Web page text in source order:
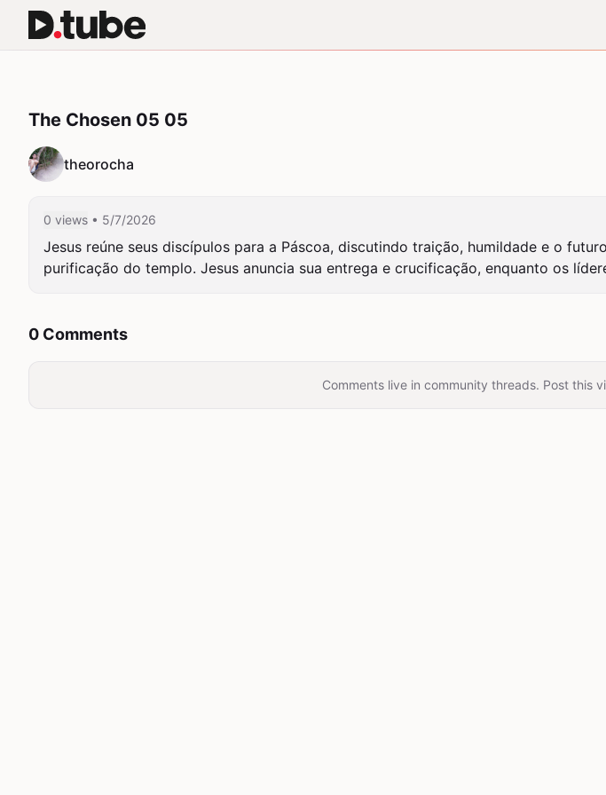
The Chosen 05 05
theorocha
0 views • 5/7/2026
Jesus reúne seus discípulos para a Páscoa, discutindo traição, humildade e o
purificação do templo. Jesus anuncia sua entrega e crucificação, enquanto os
0 Comments
Comments live in community threads. Post this